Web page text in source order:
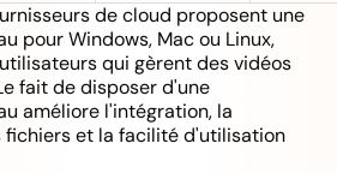
de cloud proposent une
pour Windows, Mac ou Linux,
qui gèrent des vidéos
fait de disposer d'une
améliore l'intégration, la
fichiers et la facilité d'utilisation